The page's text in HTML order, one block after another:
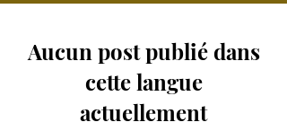
Aucun post publié dans
cette langue
actuellement